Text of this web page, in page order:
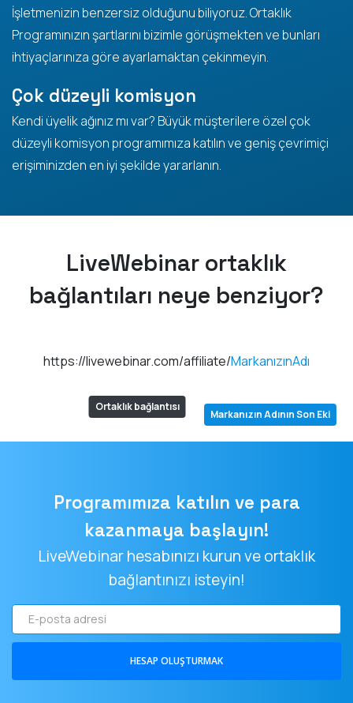
İşletmenizin benzersiz olduğunu biliyoruz. Ortaklık
Programınızın şartlarını bizimle görüşmekten ve bunları
ihtiyaçlarınıza göre ayarlamaktan çekinmeyin.
Çok düzeyli komisyon
Kendi üyelik ağınız mı var? Büyük müşterilere özel çok
düzeyli komisyon programımıza katılın ve geniş çevrimiçi
erişiminizden en iyi şekilde yararlanın.
LiveWebinar ortaklık
bağlantıları neye benziyor?
https://livewebinar.com/affiliate/
Ortaklık bağlantısı
MarkanızınAdı
Markanızın Adının Son Eki
Programımıza katılın ve para
kazanmaya başlayın!
LiveWebinar hesabınızı kurun ve ortaklık
bağlantınızı isteyin!
posta
HESAP OLUŞTURMAK